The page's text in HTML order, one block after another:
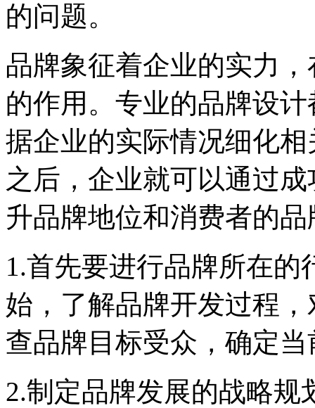
的问题。
品牌象征着企业的实力
的作用。专业的品牌设
据企业的实际情况细化
之后，企业就可以通过
升品牌地位和消费者的
1.首先要进行品牌所在
始，了解品牌开发过程
查品牌目标受众，确定
2.制定品牌发展的战略